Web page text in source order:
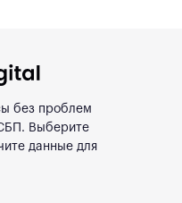
без проблем
Выберите
данные для